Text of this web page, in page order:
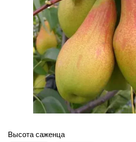
Высота саженца